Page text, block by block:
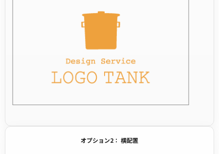
オプション2： 横配置